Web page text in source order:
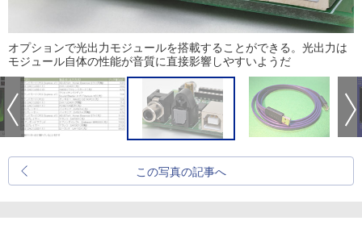
オプションで光出力モジュールを搭載することができる。光出力は
モジュール自体の性能が音質に直接影響しやすいようだ
この写真の記事へ